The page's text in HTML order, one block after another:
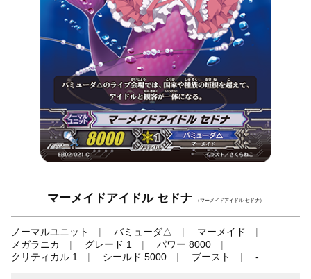
マーメイドアイドル セドナ （マーメイドアイドル セドナ）
ノーマルユニット バミューダ△
マーメイド
メガラニカ
グレード 1
パワー 8000
クリティカル 1
シールド 5000 ブースト -